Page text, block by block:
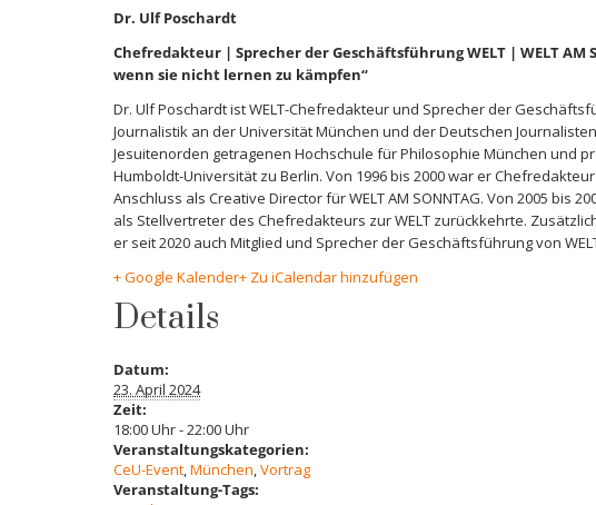
Dr. Ulf Poschardt
Chefredakteur | Sprecher der Geschäftsführung WELT | WELT
wenn sie nicht lernen zu kämpfen“
Dr. Ulf Poschardt ist WELT-Chefredakteur und Sprecher der
Journalistik an der Universität München und der Deutschen
Jesuitenorden getragenen Hochschule für Philosophie München und
Humboldt-Universität zu Berlin. Von 1996 bis 2000 war er
Anschluss als Creative Director für WELT AM SONNTAG. Von 2005
als Stellvertreter des Chefredakteurs zur WELT zurückkehrte.
er seit 2020 auch Mitglied und Sprecher der Geschäftsführung von
+ Google Kalender+ Zu iCalendar hinzufügen
Details
Datum:
23. April 2024
Zeit:
18:00 Uhr - 22:00 Uhr
Veranstaltungskategorien:
CeU-Event,München,Vortrag
Veranstaltung-Tags: